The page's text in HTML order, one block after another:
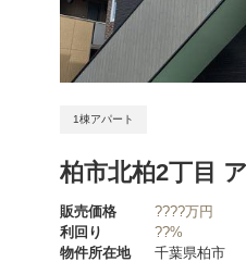
1棟アパート
柏市北柏2丁目
販売価格
????万円
利回り
??%
物件所在地
千葉県柏市